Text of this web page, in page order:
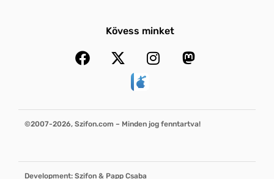
Kövess minket
©2007-2026, Szifon.com – Minden jog fenntartva!
Development: Szifon & Papp Csaba